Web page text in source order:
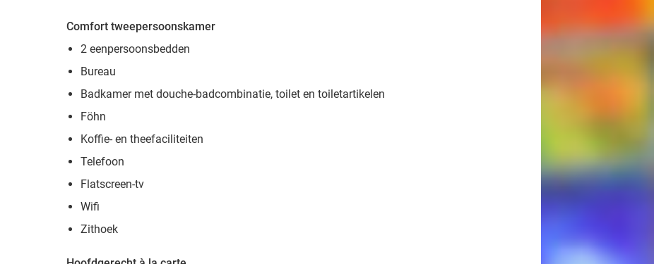
Comfort tweepersoonskamer
2 eenpersoonsbedden
Bureau
Badkamer met douche-badcombinatie, toilet en toiletartikelen
Föhn
Koffie- en theefaciliteiten
Telefoon
Flatscreen-tv
Wifi
Zithoek